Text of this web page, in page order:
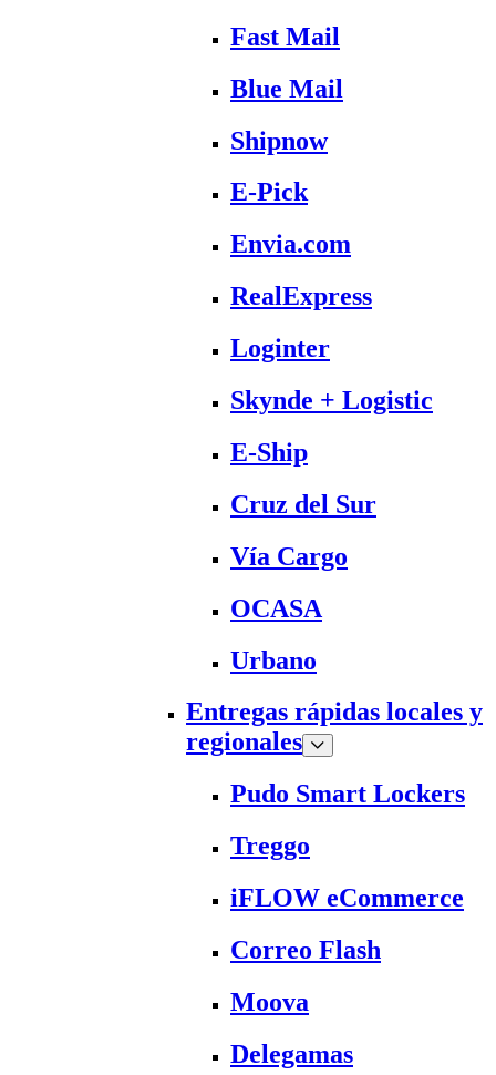
Fast Mail
Blue Mail
Shipnow
E-Pick
Envia.com
RealExpress
Loginter
Skynde + Logistic
E-Ship
Cruz del Sur
Vía Cargo
OCASA
Urbano
Entregas rápidas locales y
regionales
Pudo Smart Lockers
Treggo
iFLOW eCommerce
Correo Flash
Moova
Delegamas